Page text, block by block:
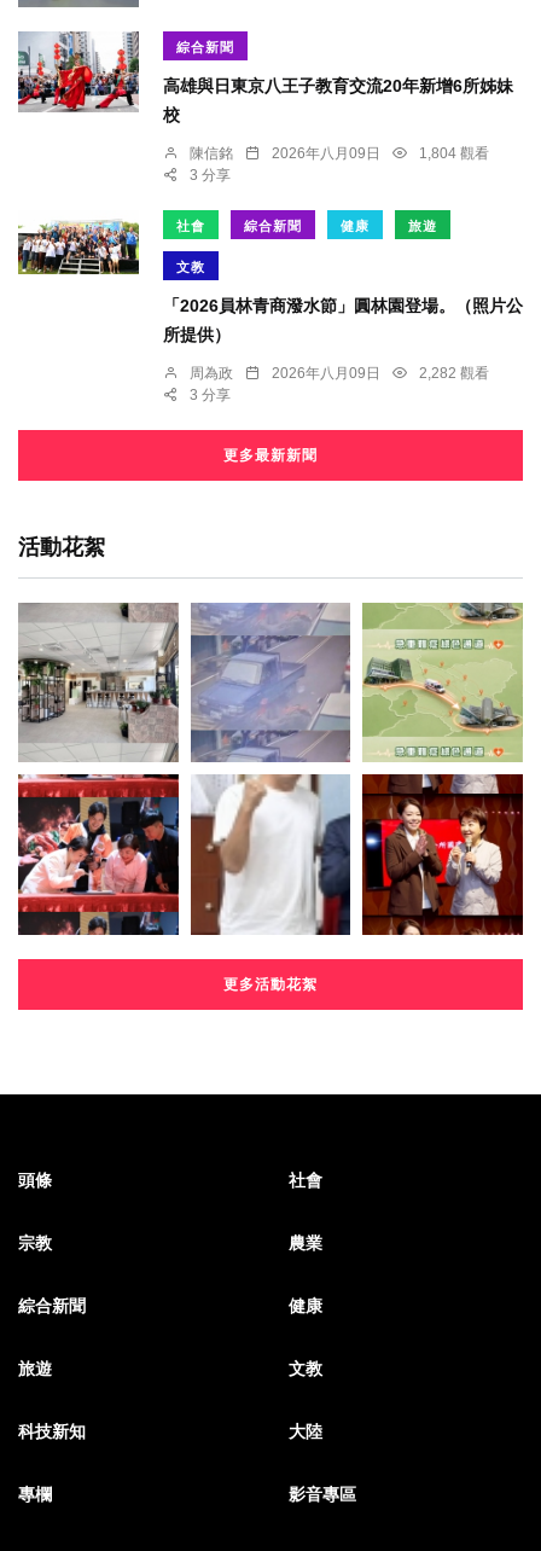
綜合新聞
高雄與日東京八王子教育交流20年新增6所姊妹
校
陳信銘 2026年八月09日
1,804 觀看
3 分享
社會 綜合新聞 健康 旅遊
文教
「2026員林青商潑水節」圓林園登場。（照片公
所提供）
周為政 2026年八月09日
2,282 觀看
3 分享
更多最新新聞
活動花絮
更多活動花絮
頭條 社會
宗教 農業
綜合新聞 健康
旅遊 文教
科技新知 大陸
專欄 影音專區